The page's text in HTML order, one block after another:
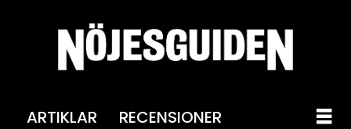
ARTIKLAR RECENSIONER